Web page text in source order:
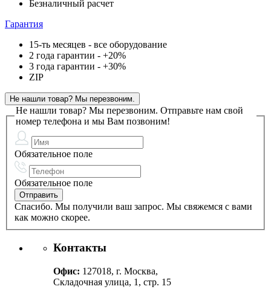
Безналичный расчет
Гарантия
15-ть месяцев - все оборудование
2 года гарантии - +20%
3 года гарантии - +30%
ZIP
Не нашли товар? Мы перезвоним.
Не нашли товар? Мы перезвоним. Отправьте нам свой
номер телефона и мы Вам позвоним!
Обязательное поле
Обязательное поле
Спасибо. Мы получили ваш запрос. Мы свяжемся с вами
как можно скорее.
Контакты
Офис: 127018, г. Москва,
Складочная улица, 1, стр. 15